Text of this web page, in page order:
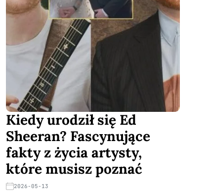
Kiedy urodził się Ed
Sheeran? Fascynujące
fakty z życia artysty,
które musisz poznać
2026-05-13